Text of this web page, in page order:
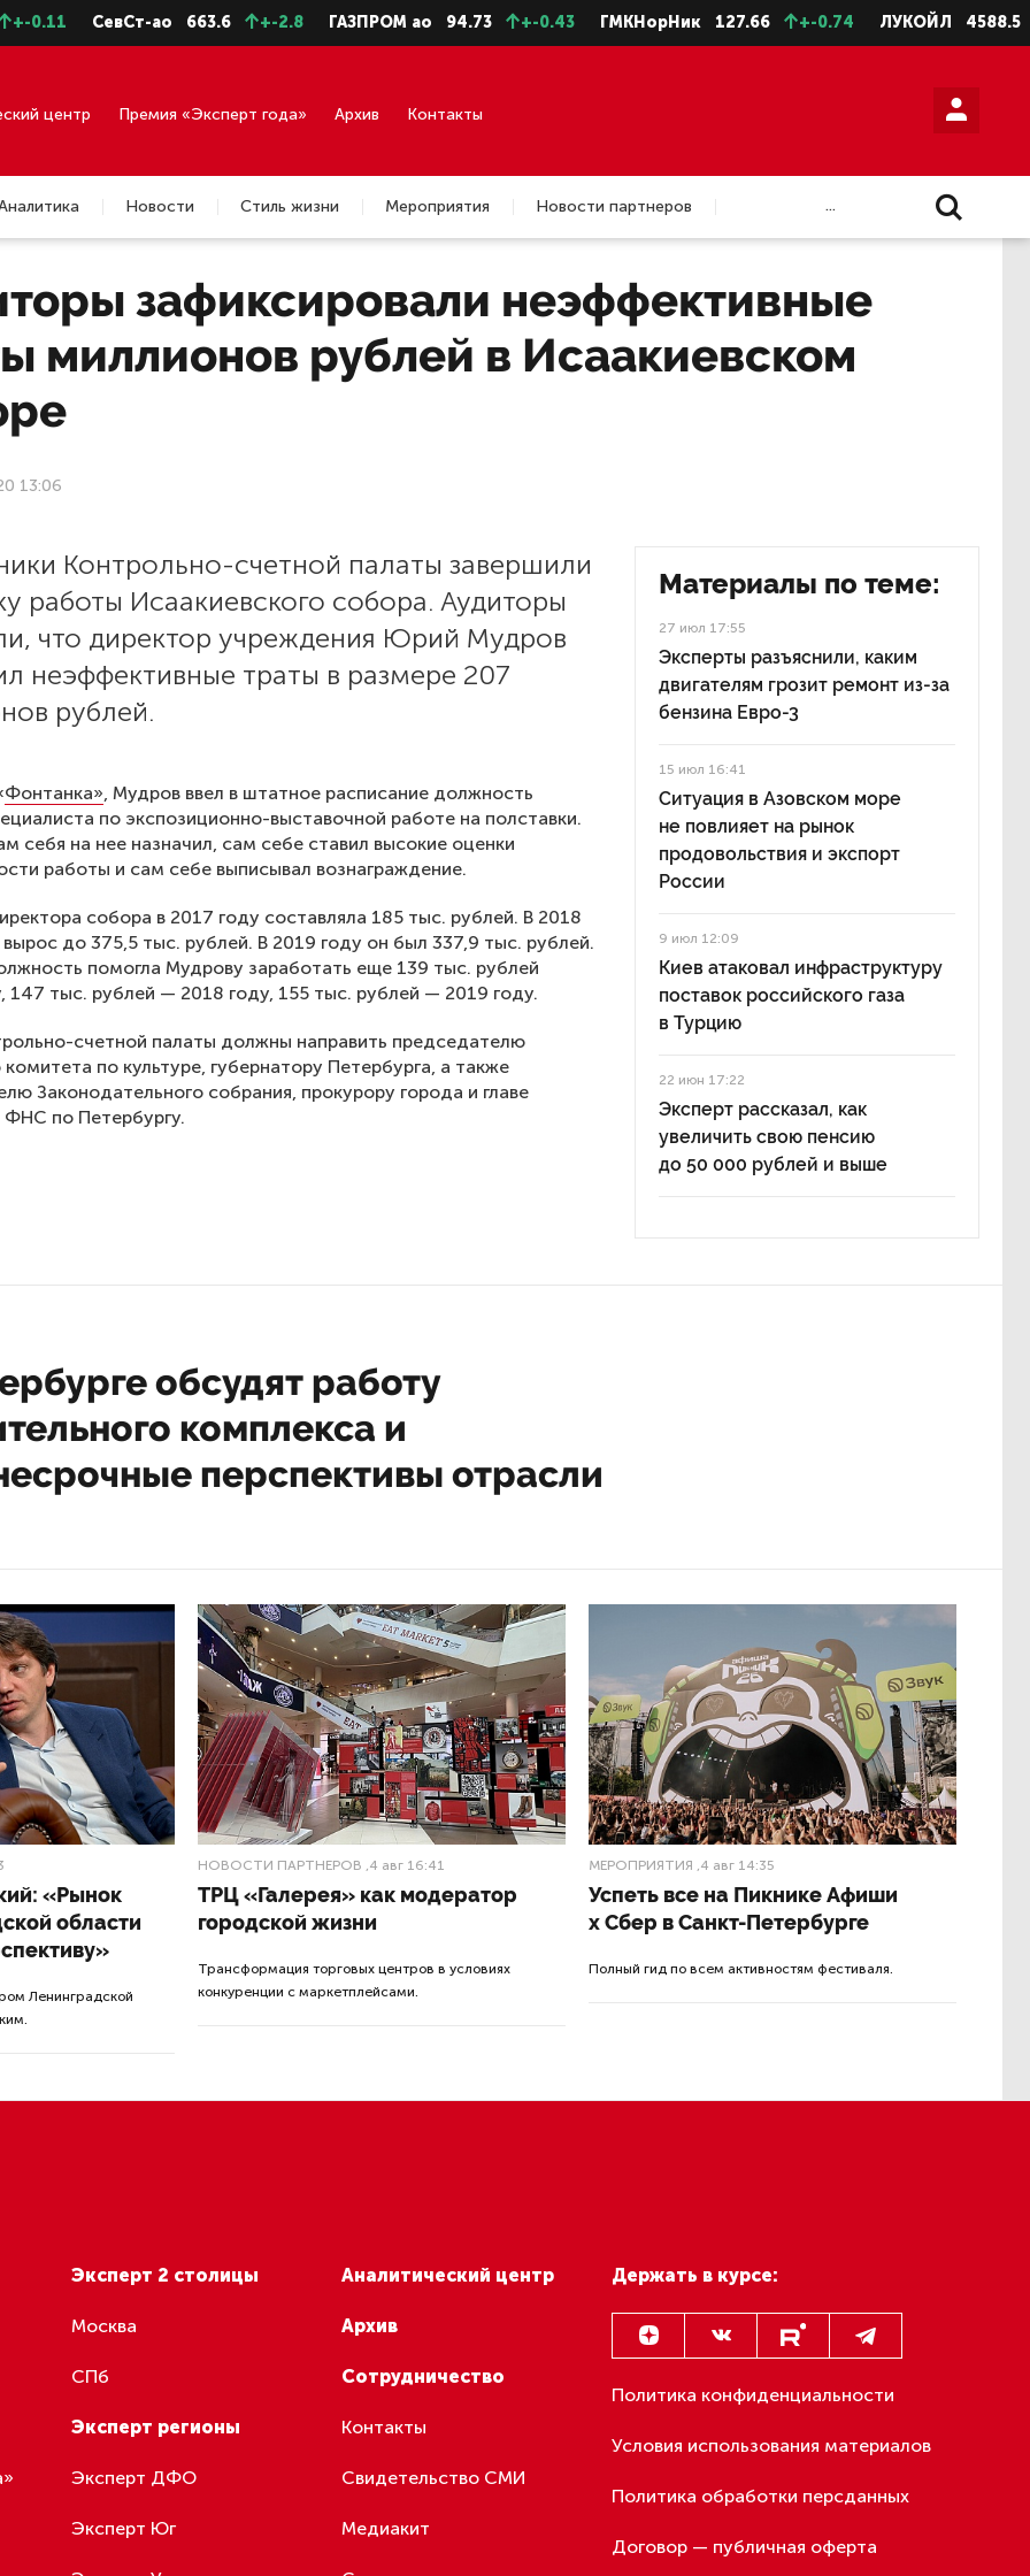
0.11 СевСт-ао 663.6 +-2.8 ГАЗПРОМ ао 94.73 +-0.43 ГМКНорНик 127.66 +-0.74 ЛУКОЙЛ 4588.5
центр Премия «Эксперт года» Архив Контакты
Новости Стиль жизни Мероприятия
Новости партнеров
...
зафиксировали неэффективные
миллионов рублей в Исаакиевском
13:06
Контрольно-счетной палаты завершили
работы Исаакиевского собора. Аудиторы
что директор учреждения Юрий Мудров
неэффективные траты в размере 207
рублей.
Фонтанка», Мудров ввел в штатное расписание должность
по экспозиционно-выставочной работе на полставки.
себя на нее назначил, сам себе ставил высокие оценки
работы и сам себе выписывал вознаграждение.
собора в 2017 году составляла 185 тыс. рублей. В 2018
до 375,5 тыс. рублей. В 2019 году он был 337,9 тыс. рублей.
помогла Мудрову заработать еще 139 тыс. рублей
147 тыс. рублей — 2018 году, 155 тыс. рублей — 2019 году.
счетной палаты должны направить председателю
комитета по культуре, губернатору Петербурга, а также
Законодательного собрания, прокурору города и главе
ФНС по Петербургу.
Материалы по теме:
27 июл 17:55
Эксперты разъяснили, каким
двигателям грозит ремонт из-за
бензина Евро-3
15 июл 16:41
Ситуация в Азовском море
не повлияет на рынок
продовольствия и экспорт
России
9 июл 12:09
Киев атаковал инфраструктуру
поставок российского газа
в Турцию
22 июн 17:22
Эксперт рассказал, как
увеличить свою пенсию
до 50 000 рублей и выше
обсудят работу
комплекса и
перспективы отрасли
«Рынок
области
Ленинградской
НОВОСТИ ПАРТНЕРОВ ,4 авг 16:41
ТРЦ «Галерея» как модератор
городской жизни
Трансформация торговых центров в условиях
конкуренции с маркетплейсами.
МЕРОПРИЯТИЯ ,4 авг 14:35
Успеть все на Пикнике Афиши
x Сбер в Санкт-Петербурге
Полный гид по всем активностям фестиваля.
Эксперт 2 столицы
Москва
СПб
Эксперт регионы
Эксперт ДФО
Эксперт Юг
Аналитический центр
Архив
Сотрудничество
Контакты
Свидетельство СМИ
Медиакит
Держать в курсе:
Политика конфиденциальности
Условия использования материалов
Политика обработки персданных
Договор — публичная оферта